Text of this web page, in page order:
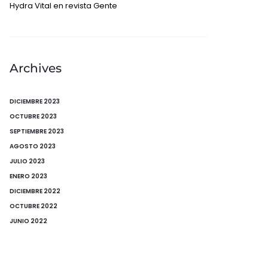
Hydra Vital en revista Gente
Archives
DICIEMBRE 2023
OCTUBRE 2023
SEPTIEMBRE 2023
AGOSTO 2023
JULIO 2023
ENERO 2023
DICIEMBRE 2022
OCTUBRE 2022
JUNIO 2022